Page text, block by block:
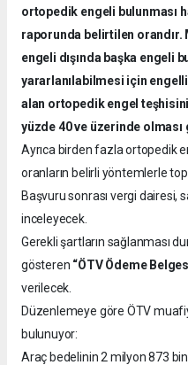
ortopedik engeli bulunması
raporunda belirtilen
engeli dışında başka engeli
yararlanılabilmesi için
alan ortopedik engel
yüzde 40 ve üzerinde olması
Ayrıca birden fazla ortopedik
oranların belirli yöntemlerle
Başvuru sonrası vergi dairesi,
inceleyecek.
Gerekli şartların sağlanması
gösteren “ÖTV Ödeme
verilecek.
Düzenlemeye göre ÖTV
bulunuyor:
Araç bedelinin 2 milyon 873 bin